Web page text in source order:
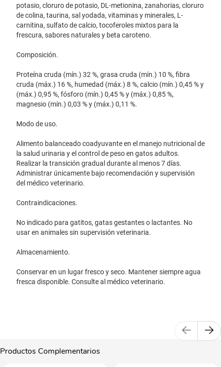
potasio, cloruro de potasio, DL-metionina, zanahorias, cloruro
de colina, taurina, sal yodada, vitaminas y minerales, L-
carnitina, sulfato de calcio, tocoferoles mixtos para la
frescura, sabores naturales y beta caroteno.
Composición.
Proteína cruda (mín.) 32 %, grasa cruda (mín.) 10 %, fibra
cruda (máx.) 16 %, humedad (máx.) 8 %, calcio (mín.) 0,45 % y
(máx.) 0,95 %, fósforo (mín.) 0,45 % y (máx.) 0,85 %,
magnesio (mín.) 0,03 % y (máx.) 0,11 %.
Modo de uso.
Alimento balanceado coadyuvante en el manejo nutricional de
la salud urinaria y el control de peso en gatos adultos.
Realizar la transición gradual durante al menos 7 días.
Administrar únicamente bajo recomendación y supervisión
del médico veterinario.
Contraindicaciones.
No indicado para gatitos, gatas gestantes o lactantes. No
usar en animales sin supervisión veterinaria.
Almacenamiento.
Conservar en un lugar fresco y seco. Mantener siempre agua
fresca disponible. Consulte al médico veterinario.
Productos Complementarios